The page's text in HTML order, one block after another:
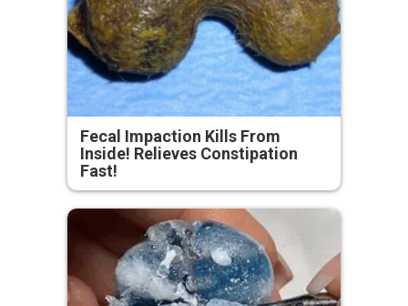
Fecal Impaction Kills From
Inside! Relieves Constipation
Fast!